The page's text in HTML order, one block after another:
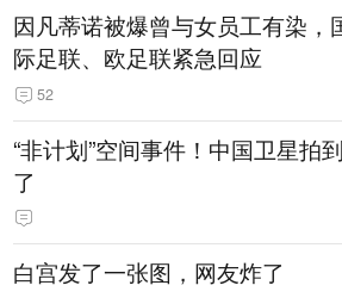
因凡蒂诺被爆曾与女员工有染，
际足联、欧足联紧急回应
52
“非计划”空间事件！中国卫星拍到
了
白宫发了一张图，网友炸了